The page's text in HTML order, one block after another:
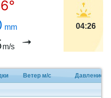
mm
m/s
04:26
Ветер м/с Давление